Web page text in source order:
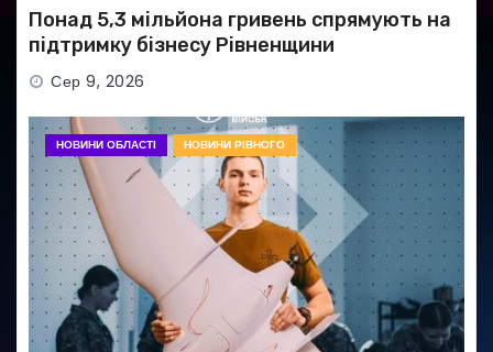
Понад 5,3 мільйона гривень спрямують на
підтримку бізнесу Рівненщини
Сер 9, 2026
НОВИНИ ОБЛАСТІ НОВИНИ РІВНОГО